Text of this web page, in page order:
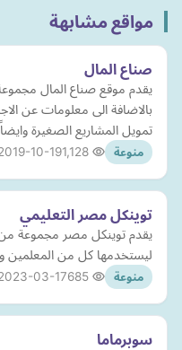
مواقع مشابهة
صناع المال
يقدم موقع صناع المال
بالاضافة الى معلومات عن
تمويل المشاريع الصغيرة وايضاً
منوعة 10-19
توينكل مصر التعليمي
يقدم توينكل مصر مجموعة من
ليستخدمها كل من المعلمين
منوعة 03-17
سوبرماما